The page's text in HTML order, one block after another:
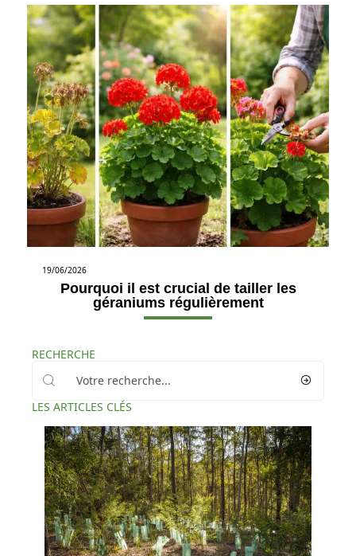
19/06/2026
Pourquoi il est crucial de tailler les
géraniums régulièrement
RECHERCHE
LES ARTICLES CLÉS